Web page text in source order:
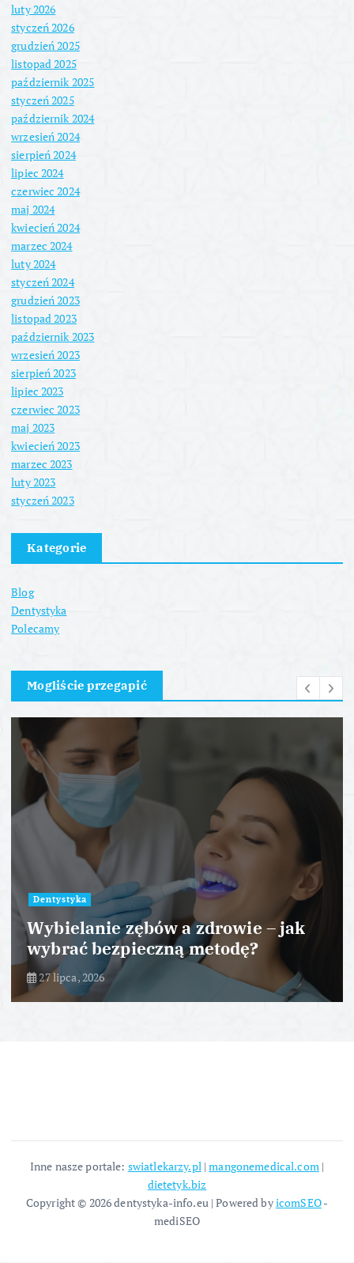
luty 2026
styczeń 2026
grudzień 2025
listopad 2025
październik 2025
styczeń 2025
październik 2024
wrzesień 2024
sierpień 2024
lipiec 2024
czerwiec 2024
maj 2024
kwiecień 2024
marzec 2024
luty 2024
styczeń 2024
grudzień 2023
listopad 2023
październik 2023
wrzesień 2023
sierpień 2023
lipiec 2023
czerwiec 2023
maj 2023
kwiecień 2023
marzec 2023
luty 2023
styczeń 2023
Kategorie
Blog
Dentystyka
Polecamy
Mogliście przegapić
Dentystyka
Wybielanie zębów a zdrowie – jak
wybrać bezpieczną metodę?
27 lipca, 2026
Inne nasze portale: swiatlekarzy.pl|mangonemedical.com|
dietetyk.biz
Copyright © 2026 dentystyka-info.eu | Powered byicomSEO-
mediSEO